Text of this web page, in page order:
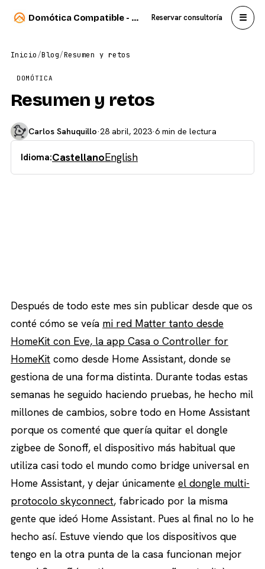
Domótica Compatible - Carlos Sahuquillo Reservar consultoría ☰
Inicio/Blog/Resumen y retos
DOMÓTICA
Resumen y retos
Carlos Sahuquillo·28 abril, 2023·6 min de lectura
Idioma:CastellanoEnglish
Después de todo este mes sin publicar desde que os
conté cómo se veía mi red Matter tanto desde
HomeKit con Eve, la app Casa o Controller for
HomeKit como desde Home Assistant, donde se
gestiona de una forma distinta. Durante todas estas
semanas he seguido haciendo pruebas, he hecho mil
millones de cambios, sobre todo en Home Assistant
porque os comenté que quería quitar el dongle
zigbee de Sonoff, el dispositivo más habitual que
utiliza casi todo el mundo como bridge universal en
Home Assistant, y dejar únicamente el dongle multi-
protocolo skyconnect, fabricado por la misma
gente que ideó Home Assistant. Pues al final no lo he
hecho así. Estuve viendo que los dispositivos que
tengo en la otra punta de la casa funcionan mejor